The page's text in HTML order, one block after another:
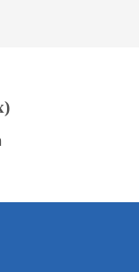
MAINTENANT